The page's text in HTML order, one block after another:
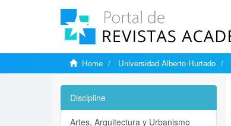
Home Universidad Alberto Hurtado
Discipline
Artes, Arquitectura y Urbanismo